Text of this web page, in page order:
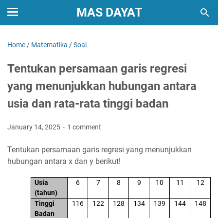
MAS DAYAT
Home / Matematika /Soal
Tentukan persamaan garis regresi
yang menunjukkan hubungan antara
usia dan rata-rata tinggi badan
January 14, 2025 1 comment
Tentukan persamaan garis regresi yang menunjukkan
hubungan antara x dan y berikut!
Usia
(tahun)
6 7 8 9 10 11 12
Tinggi
Badan
116 122 128 134 139 144 148